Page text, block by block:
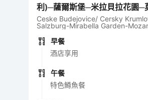
利)─薩爾斯堡─米拉貝拉花園─
Ceske Budejovice/ Cersky
Salzburg-Mirabella Garden-
早餐
酒店享用
午餐
特色鱒魚餐